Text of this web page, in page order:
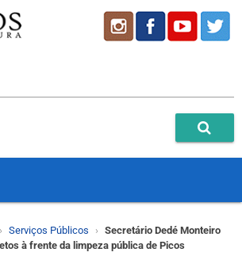
Serviços Públicos
Secretário Dedé Monteiro
à frente da limpeza pública de Picos